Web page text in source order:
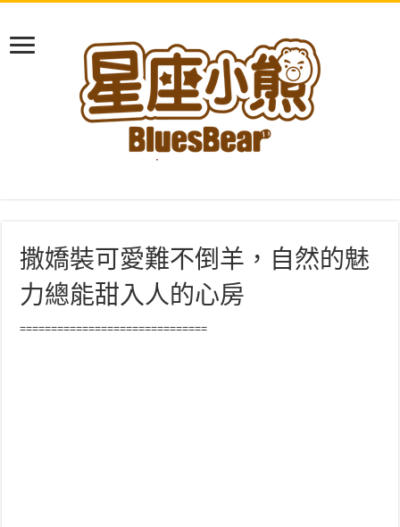
撒嬌裝可愛難不倒羊，自然的魅
力總能甜入人的心房
==============================